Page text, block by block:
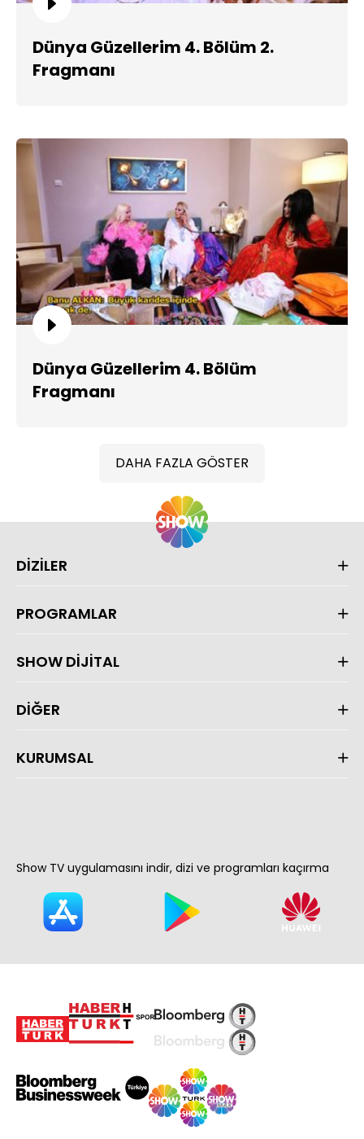
Dünya Güzellerim 4. Bölüm 2.
Fragmanı
Dünya Güzellerim 4. Bölüm
Fragmanı
DAHA FAZLA GÖSTER
DİZİLER
PROGRAMLAR
SHOW DİJİTAL
DİĞER
KURUMSAL
Show TV uygulamasını indir, dizi ve programları kaçırma